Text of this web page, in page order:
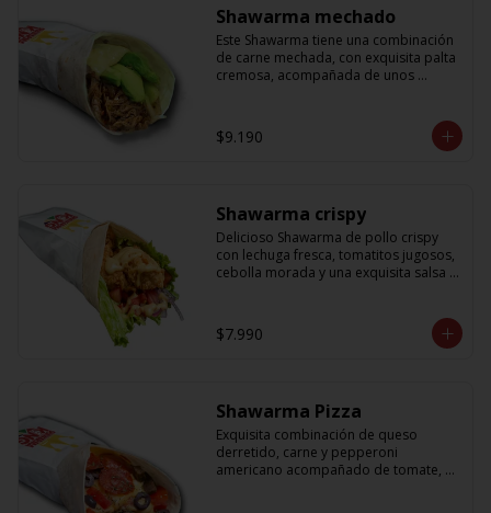
Shawarma mechado
Este Shawarma tiene una combinación
de carne mechada, con exquisita palta
cremosa, acompañada de unos
salsa imperdible de cilantro! Sabores
que te harán subir al cielo y bajar por
$9.190
Shawarma crispy
Delicioso Shawarma de pollo crispy
con lechuga fresca, tomatitos jugosos,
cebolla morada y una exquisita salsa
$7.990
Shawarma Pizza
Exquisita combinación de queso
derretido, carne y pepperoni
americano acompañado de tomate,